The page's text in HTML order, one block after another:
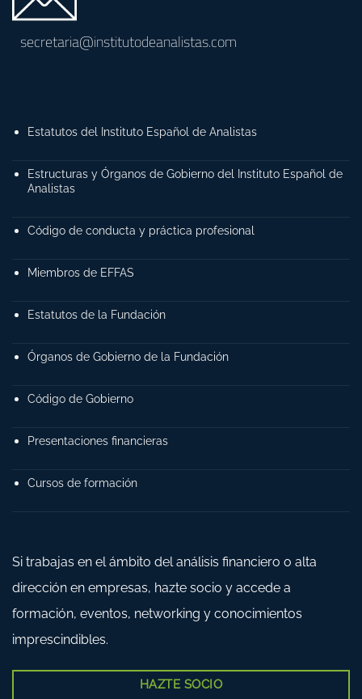
secretaria@institutodeanalistas.com
Estatutos del Instituto Español de Analistas
Estructuras y Órganos de Gobierno del Instituto Español de
Analistas
Código de conducta y práctica profesional
Miembros de EFFAS
Estatutos de la Fundación
Órganos de Gobierno de la Fundación
Código de Gobierno
Presentaciones financieras
Cursos de formación
Si trabajas en el ámbito del análisis financiero o alta
dirección en empresas, hazte socio y accede a
formación, eventos, networking y conocimientos
imprescindibles.
HAZTE SOCIO